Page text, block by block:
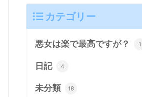
カテゴリー
悪女は楽で最高ですが？ 1
日記 4
未分類 18